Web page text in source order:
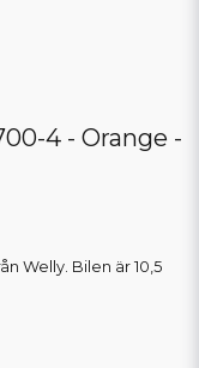
4 - Orange -
Welly. Bilen är 10,5